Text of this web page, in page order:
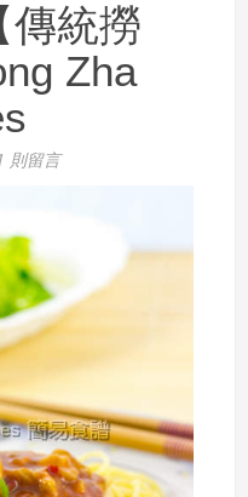
傳統撈
Zha
則留言